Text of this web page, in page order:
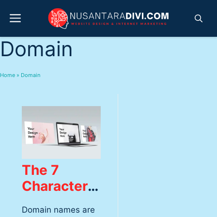
Menu
Domain
Home » Domain
The 7
Characteris
tics of
Domain names are